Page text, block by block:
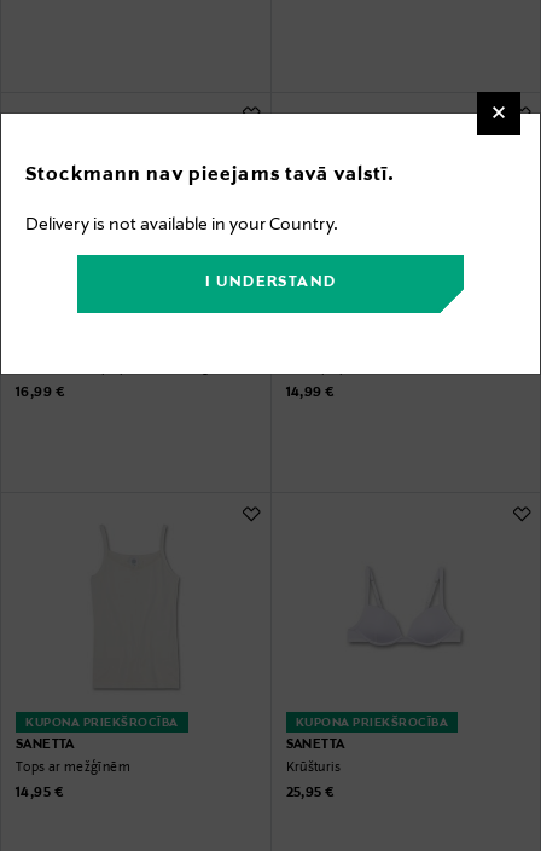
Original Price
16,99 €
Original Price
14,99 €
KUPONA PRIEKŠROCĪBA
SANETTA
Tops ar mežģīnēm
Original Price
14,95 €
KUPONA PRIEKŠROCĪBA
SANETTA
Krūšturis
Original Price
25,95 €
Stockmann nav pieejams tavā valstī.
Delivery is not available in your Country.
I UNDERSTAND